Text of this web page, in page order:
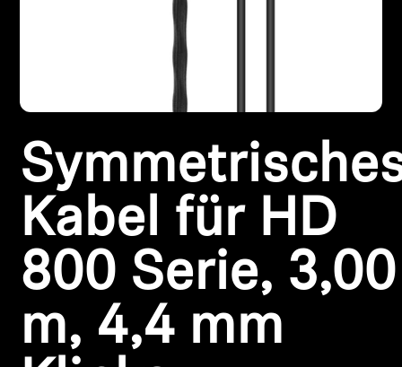
Kopfhörer-Ersatzteile & Zubehör
Hearing
TV-Kopfhörer
Original-Hörteile & Zubehör
Soundbars
Kabel für HD
800 Serie, 3,00
m, 4,4 mm